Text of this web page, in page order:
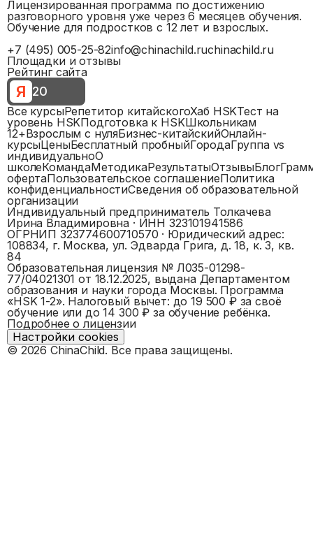
Лицензированная программа по достижению
разговорного уровня уже через 6 месяцев обучения.
Обучение для подростков с 12 лет и взрослых.
+7 (495) 005-25-82info@chinachild.ruchinachild.ru
Площадки и отзывы
Рейтинг сайта
Я 20
Все курсыРепетитор китайскогоХаб HSKТест на
уровень HSKПодготовка к HSKШкольникам
12+Взрослым с нуляБизнес-китайскийОнлайн-
курсыЦеныБесплатный пробныйГородаГруппа vs
индивидуальноО
школеКомандаМетодикаРезультатыОтзывыБлог
офертаПользовательское соглашениеПолитика
конфиденциальностиСведения об образовательной
организации
Индивидуальный предприниматель Толкачева
Ирина Владимировна· ИНН323101941586
ОГРНИП 323774600710570 · Юридический адрес:
108834, г. Москва, ул. Эдварда Грига, д. 18, к. 3, кв.
84
Образовательная лицензия № Л035-01298-
77/04021301 от 18.12.2025, выдана Департаментом
образования и науки города Москвы. Программа
«HSK 1-2». Налоговый вычет: до 19 500 ₽ за своё
обучение или до 14 300 ₽ за обучение ребёнка.
Подробнее о лицензии
Настройки cookies
© 2026 ChinaChild. Все права защищены.